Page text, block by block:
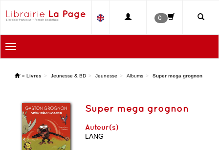
0
Toggle
navigation
' » Livres Jeunesse & BD Jeunesse Albums Super mega grognon
Super mega grognon
Auteur(s)
LANG